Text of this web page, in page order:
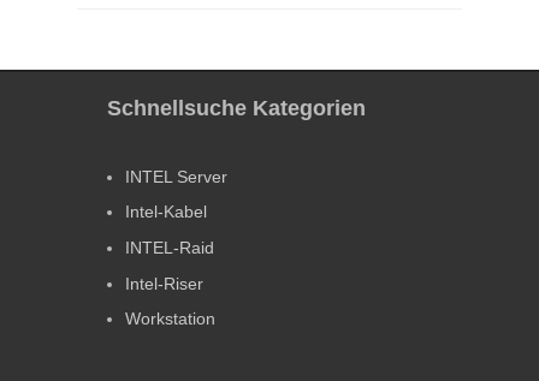
Schnellsuche Kategorien
INTEL Server
Intel-Kabel
INTEL-Raid
Intel-Riser
Workstation